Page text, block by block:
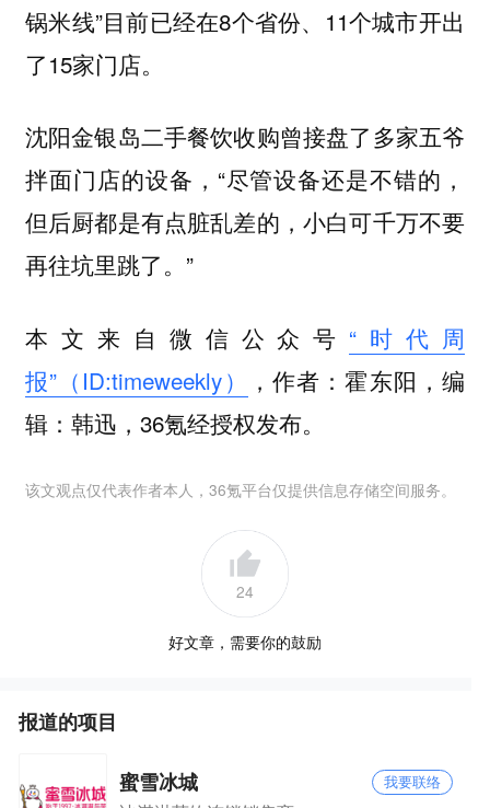
锅米线”目前已经在8个省份、11个城市开出
了15家门店。
沈阳金银岛二手餐饮收购曾接盘了多家五爷
拌面门店的设备，“尽管设备还是不错的，
但后厨都是有点脏乱差的，小白可千万不要
再往坑里跳了。”
本文来自微信公众号 “时代周
报”（ID:timeweekly）
，作者：霍东阳，编
辑：韩迅，36氪经授权发布。
该文观点仅代表作者本人，36氪平台仅提供信息存储空间服务。
24
好文章，需要你的鼓励
报道的项目
蜜雪冰城 我要联络